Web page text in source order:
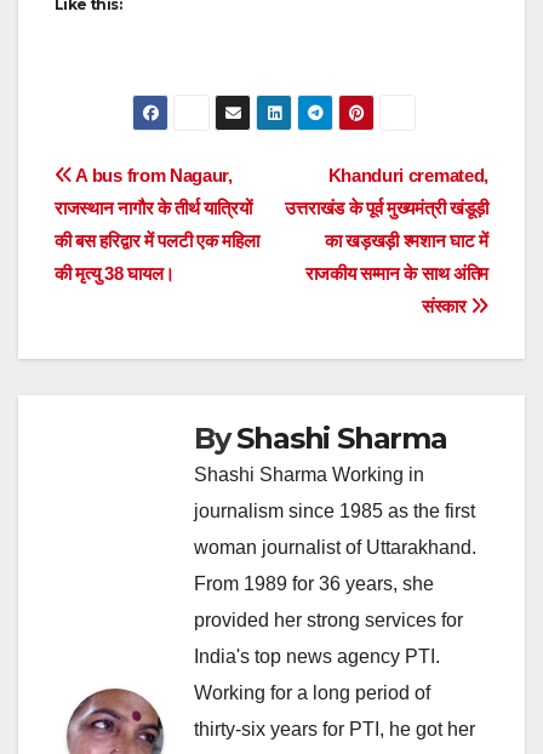
Like this:
Post
navigation
Khanduri cremated,
उत्तराखंड के पूर्व मुख्यमंत्री खंडूड़ी
का खड़खड़ी श्मशान घाट में
राजकीय सम्मान के साथ अंतिम
संस्कार
A bus from Nagaur,
राजस्थान नागौर के तीर्थ यात्रियों
की बस हरिद्वार में पलटी एक महिला
की मृत्यु 38 घायल।
ByShashi Sharma
Shashi Sharma Working in
journalism since 1985 as the first
woman journalist of Uttarakhand.
From 1989 for 36 years, she
provided her strong services for
India's top news agency PTI.
Working for a long period of
thirty-six years for PTI, he got her